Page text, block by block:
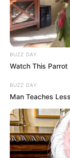
BUZZ DAY
Watch This
BUZZ DAY
Man Teaches